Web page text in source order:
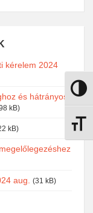
Nagy
kérelem 2024
és hátrányos
kB)
kB)
aug. (31 kB)